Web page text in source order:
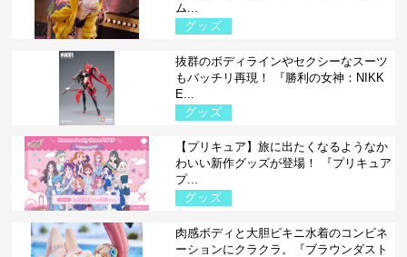
ム...
グッズ
抜群のボディラインやセクシーなスーツ
もバッチリ再現！ 『勝利の女神：NIKK
E...
グッズ
【プリキュア】旅に出たくなるようなか
わいい新作グッズが登場！ 『プリキュア
プ...
グッズ
肉感ボディと大胆ビキニ水着のコンビネ
ーションにクラクラ。『ブラウンダスト